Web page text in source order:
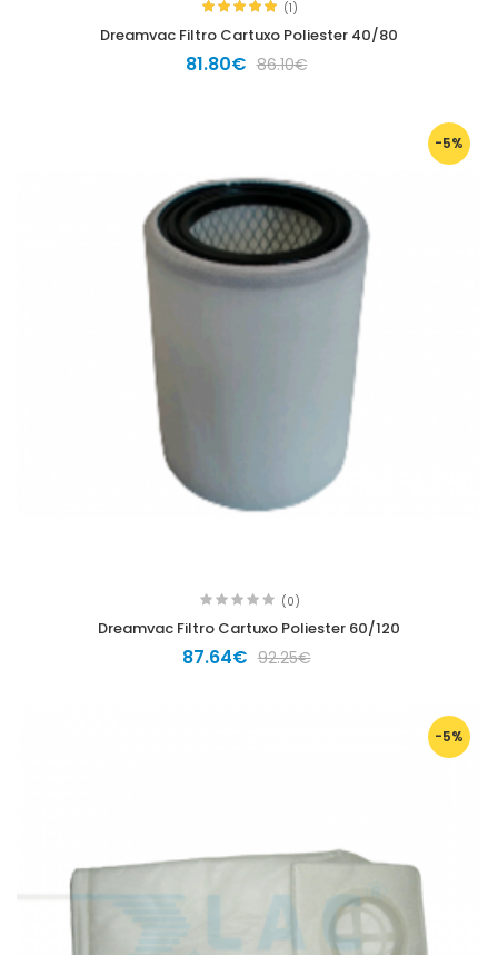
(1)
Dreamvac Filtro Cartuxo Poliester 40/80
81.80€ 86.10€
-5%
(0)
Dreamvac Filtro Cartuxo Poliester 60/120
87.64€ 92.25€
-5%